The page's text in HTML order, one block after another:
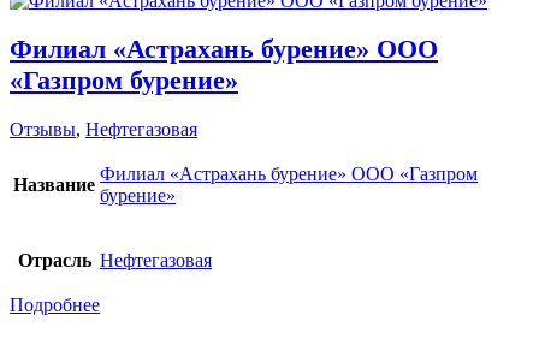
Филиал «Астрахань бурение» ООО
«Газпром бурение»
Отзывы, Нефтегазовая
Название
Филиал «Астрахань бурение» ООО «Газпром
бурение»
Отрасль Нефтегазовая
Подробнее